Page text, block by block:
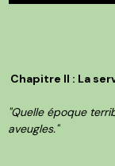
Chapitre II : La
"Quelle époque
aveugles."